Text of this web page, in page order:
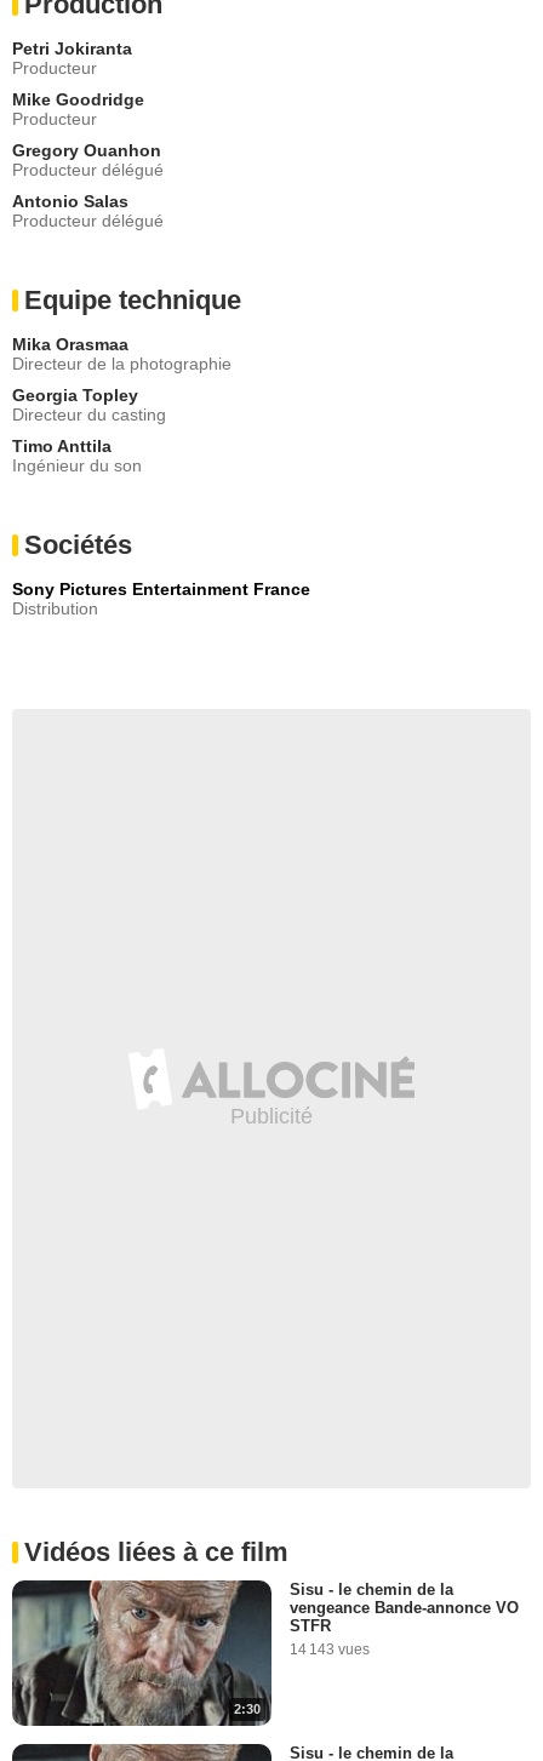
Petri Jokiranta
Producteur
Mike Goodridge
Producteur
Gregory Ouanhon
Producteur délégué
Antonio Salas
Producteur délégué
Equipe technique
Mika Orasmaa
Directeur de la photographie
Georgia Topley
Directeur du casting
Timo Anttila
Ingénieur du son
Sociétés
Sony Pictures Entertainment France
Distribution
Vidéos liées à ce film
2:30
Sisu - le chemin de la
vengeance Bande-annonce VO
STFR
14 143 vues
Sisu - le chemin de la